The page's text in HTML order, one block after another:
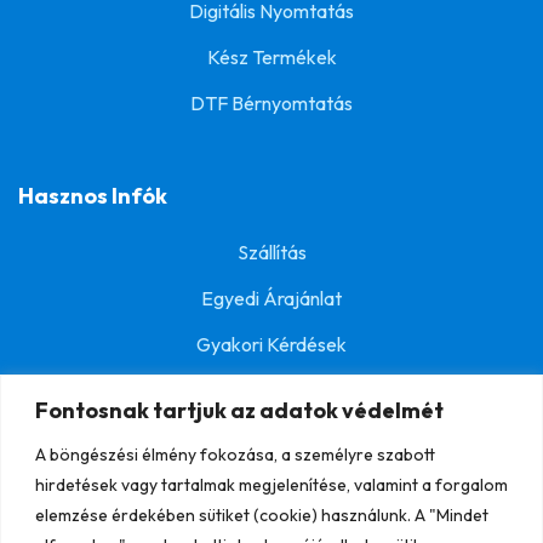
Fontosnak tartjuk az adatok védelmét
A böngészési élmény fokozása, a személyre szabott
hirdetések vagy tartalmak megjelenítése, valamint a forgalom
elemzése érdekében sütiket (cookie) használunk. A "Mindet
Digitális Nyomtatás
Kész Termékek
DTF Bérnyomtatás
Hasznos Infók
Szállítás
Egyedi Árajánlat
Gyakori Kérdések
© BestPolo.hu ÁSZF
Mérettáblázat
Vásárlási Tájékoztató
Adatkezelési Tájékoztató
Kapcsolat